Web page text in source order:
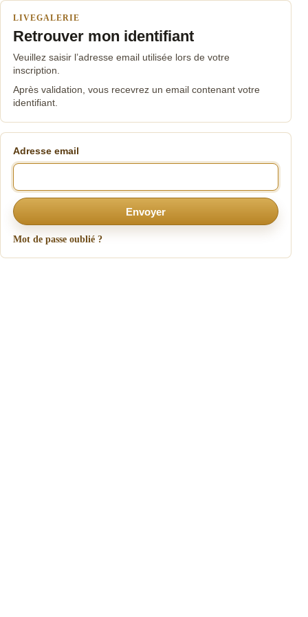
LIVEGALERIE
Retrouver mon identifiant
Veuillez saisir l’adresse email utilisée lors de votre
inscription.
Après validation, vous recevrez un email contenant votre
identifiant.
Adresse email
Envoyer
Mot de passe oublié ?